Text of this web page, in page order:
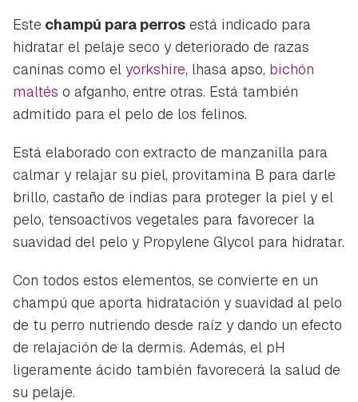
Este champú para perros está indicado para
hidratar el pelaje seco y deteriorado de razas
caninas como el yorkshire, lhasa apso, bichón
maltés o afganho, entre otras. Está también
admitido para el pelo de los felinos.
Está elaborado con extracto de manzanilla para
calmar y relajar su piel, provitamina B para darle
brillo, castaño de indias para proteger la piel y el
pelo, tensoactivos vegetales para favorecer la
suavidad del pelo y Propylene Glycol para hidratar.
Con todos estos elementos, se convierte en un
champú que aporta hidratación y suavidad al pelo
de tu perro nutriendo desde raíz y dando un efecto
de relajación de la dermis. Además, el pH
ligeramente ácido también favorecerá la salud de
su pelaje.